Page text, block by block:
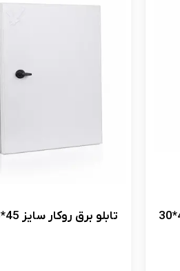
تابلو برق روکار سایز 45*35 فلزی